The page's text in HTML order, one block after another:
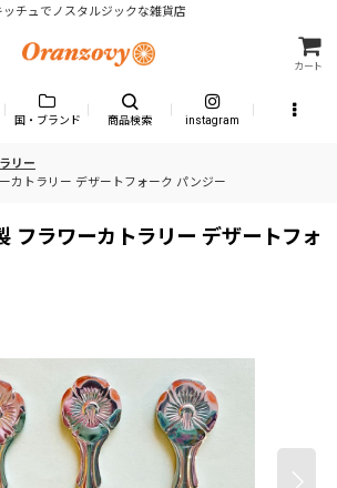
ッチュでノスタルジックな雑貨店
カート
国・ブランド 商品検索 instagram
リー
カトラリー デザートフォーク パンジー
フラワーカトラリー デザートフォ